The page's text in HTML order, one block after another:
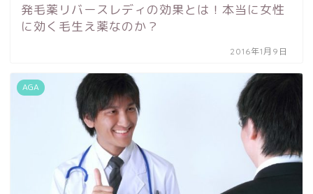
発毛薬リバースレディの効果とは！本当に女性
に効く毛生え薬なのか？
2016年1月9日
AGA